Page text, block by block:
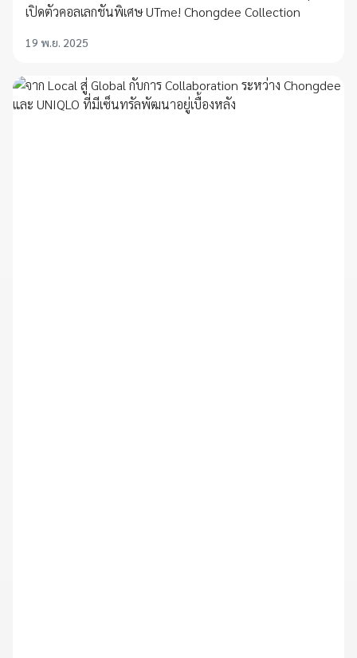
เปิดตัวคอลเลกชันพิเศษ UTme! Chongdee Collection
19 พ.ย. 2025